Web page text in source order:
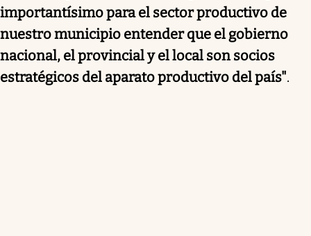
importantísimo para el sector productivo de
nuestro municipio entender que el gobierno
nacional, el provincial y el local son socios
estratégicos del aparato productivo del país".